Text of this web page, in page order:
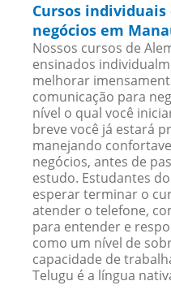
Cursos individuais
negócios em
Nossos cursos de
ensinados
melhorar
comunicação para
nível o qual você
breve você já estará
manejando
negócios, antes de
estudo. Estudantes
esperar terminar o
atender o telefone,
para entender e
como um nível de
capacidade de
Telugu é a língua